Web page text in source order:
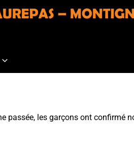
passée, les garçons ont